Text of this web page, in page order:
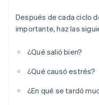
Después de cada ciclo
importante, haz las
¿Qué salió bien?
¿Qué causó estrés?
¿En qué se tardó